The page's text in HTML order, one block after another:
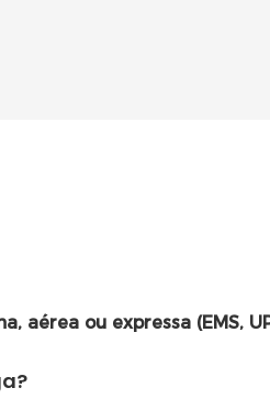
aérea ou expressa (EMS,